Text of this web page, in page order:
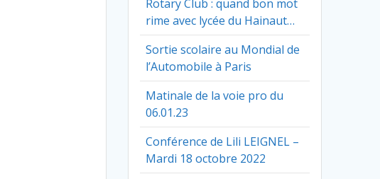
Rotary Club : quand bon mot
rime avec lycée du Hainaut…
Sortie scolaire au Mondial de
l’Automobile à Paris
Matinale de la voie pro du
06.01.23
Conférence de Lili LEIGNEL –
Mardi 18 octobre 2022